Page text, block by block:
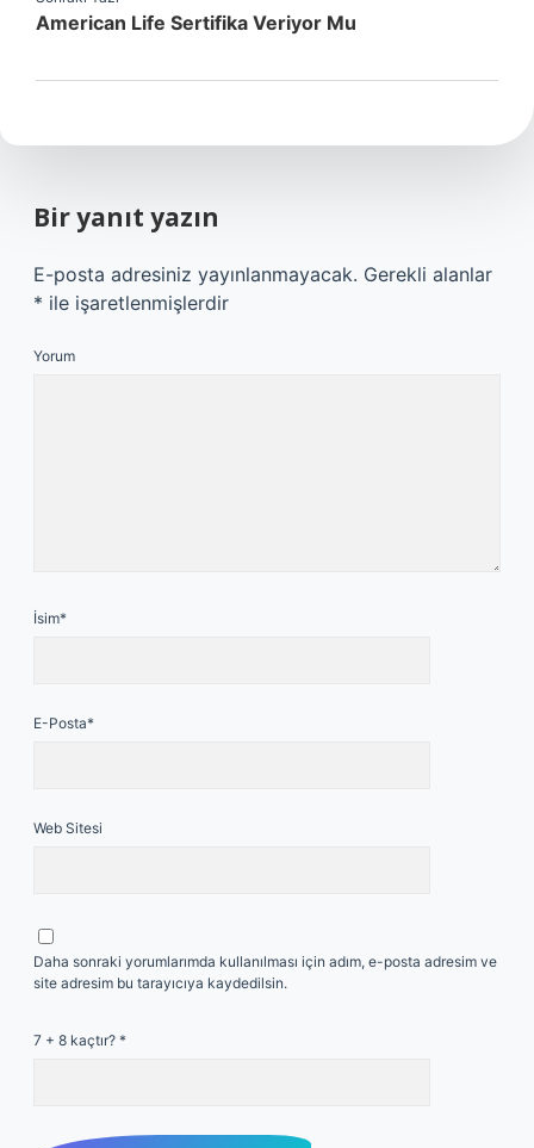
American Life Sertifika Veriyor Mu
Bir yanıt yazın
E-posta adresiniz yayınlanmayacak. Gerekli alanlar
* ile işaretlenmişlerdir
Yorum
İsim*
E-Posta*
Web Sitesi
Daha sonraki yorumlarımda kullanılması için adım, e-posta adresim ve
site adresim bu tarayıcıya kaydedilsin.
7 + 8 kaçtır? *